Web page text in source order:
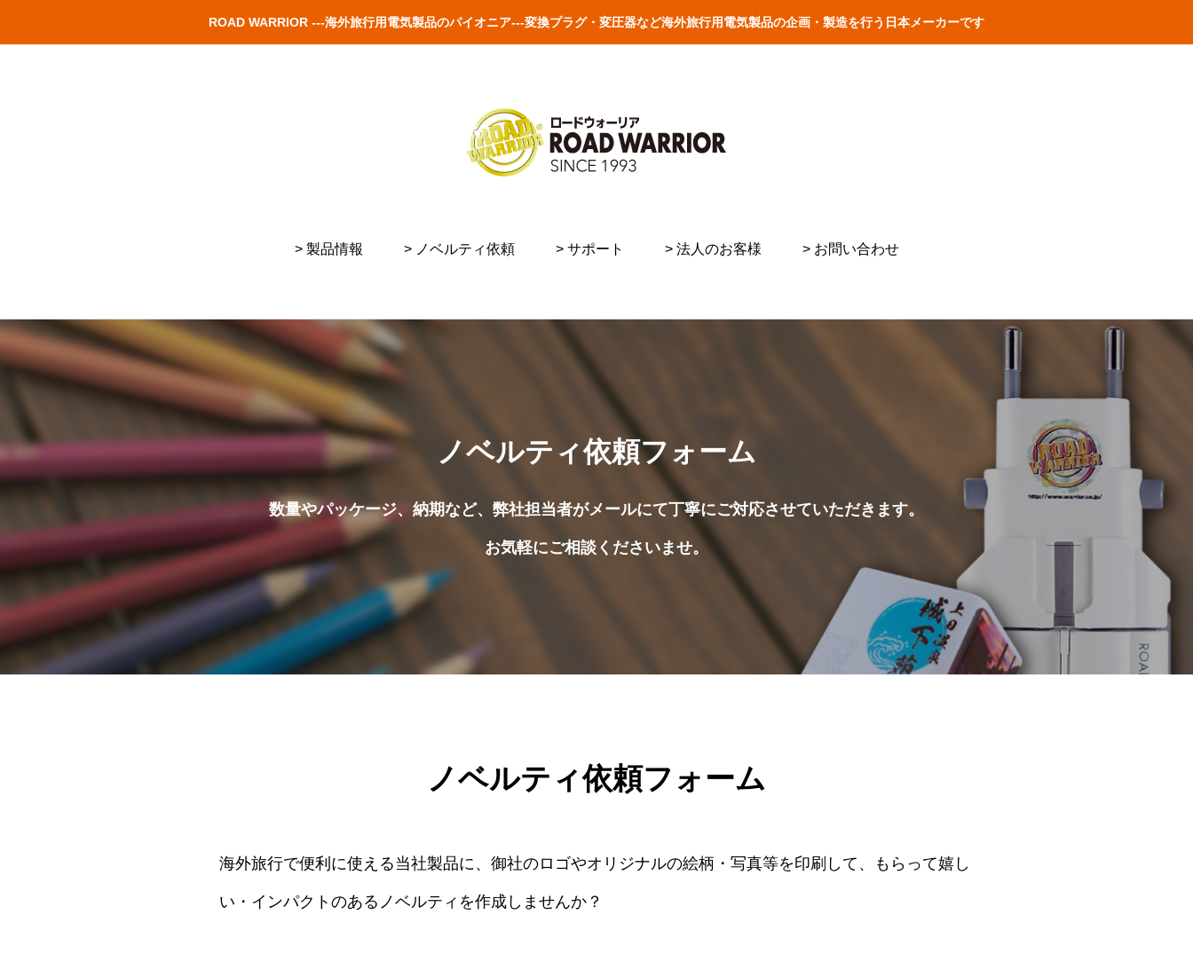
ROAD WARRIOR ---海外旅行用電気製品のパイオニア---変換プラグ・変圧器など海外旅行用電気製品の企画・製造を行う日本メーカーです
> 製品情報 > ノベルティ依頼 > サポート > 法人のお客様 > お問い合わせ
ノベルティ依頼フォーム
数量やパッケージ、納期など、弊社担当者がメールにて丁寧にご対応させていただきます。
お気軽にご相談くださいませ。
ノベルティ依頼フォーム
海外旅行で便利に使える当社製品に、御社のロゴやオリジナルの絵柄・写真等を印刷して、もらって嬉し
い・インパクトのあるノベルティを作成しませんか？